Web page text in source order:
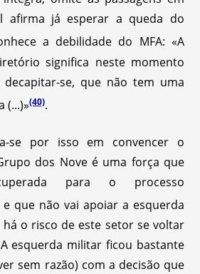
afirma já esperar a queda do
a debilidade do MFA: «A
significa neste momento
se, que não tem uma
(...)»(40).
se por isso em convencer o
dos Nove é uma força que
para o processo
e que não vai apoiar a esquerda
o risco de este setor se voltar
esquerda militar ficou bastante
sem razão) com a decisão que